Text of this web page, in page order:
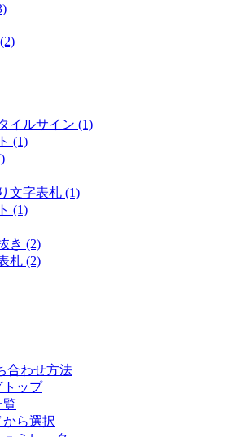
イルサイン (1)
(1)
文字表札 (1)
(1)
き (2)
札 (2)
合わせ方法
トップ
覧
ら選択